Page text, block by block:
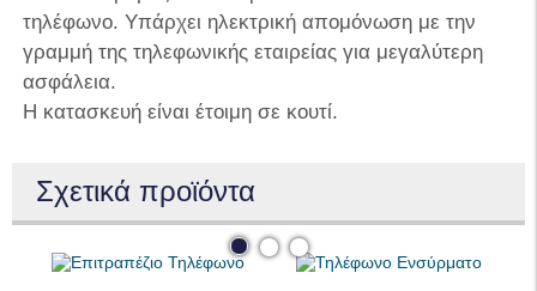
τηλέφωνο. Υπάρχει ηλεκτρική απομόνωση με την
γραμμή της τηλεφωνικής εταιρείας για μεγαλύτερη
ασφάλεια.
Η κατασκευή είναι έτοιμη σε κουτί.
Σχετικά προϊόντα